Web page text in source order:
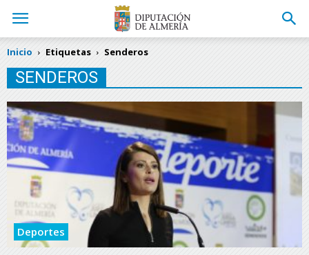
Inicio Etiquetas Senderos
SENDEROS
Deportes